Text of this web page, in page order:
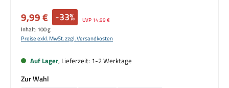
Verkaufspreis:
9,99 € -33% Regulärer Preis:
UVP14,99 €
Inhalt:100 g
Preise exkl. MwSt. zzgl. Versandkosten
Auf Lager, Lieferzeit: 1-2 Werktage
Zur Wahl